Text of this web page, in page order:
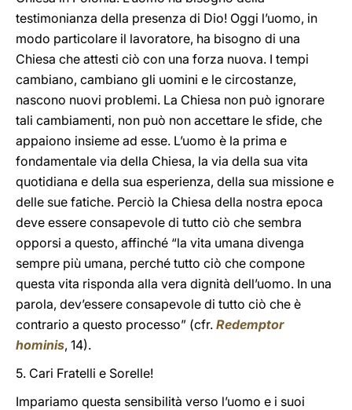
testimonianza della presenza di Dio! Oggi l’uomo, in
modo particolare il lavoratore, ha bisogno di una
Chiesa che attesti ciò con una forza nuova. I tempi
cambiano, cambiano gli uomini e le circostanze,
nascono nuovi problemi. La Chiesa non può ignorare
tali cambiamenti, non può non accettare le sfide, che
appaiono insieme ad esse. L’uomo è la prima e
fondamentale via della Chiesa, la via della sua vita
quotidiana e della sua esperienza, della sua missione e
delle sue fatiche. Perciò la Chiesa della nostra epoca
deve essere consapevole di tutto ciò che sembra
opporsi a questo, affinché “la vita umana divenga
sempre più umana, perché tutto ciò che compone
questa vita risponda alla vera dignità dell’uomo. In una
parola, dev’essere consapevole di tutto ciò che è
contrario a questo processo” (cfr. Redemptor
hominis, 14).
5. Cari Fratelli e Sorelle!
Impariamo questa sensibilità verso l’uomo e i suoi